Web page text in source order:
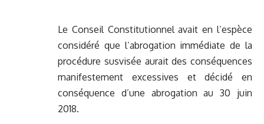
Le Conseil Constitutionnel avait en l’espèce
considéré que l’abrogation immédiate de la
procédure susvisée aurait des conséquences
manifestement excessives et décidé en
conséquence d’une abrogation au 30 juin
2018.